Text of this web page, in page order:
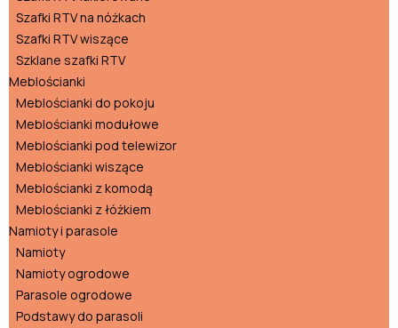
Szafki RTV na nóżkach
Szafki RTV wiszące
Szklane szafki RTV
Meblościanki
Meblościanki do pokoju
Meblościanki modułowe
Meblościanki pod telewizor
Meblościanki wiszące
Meblościanki z komodą
Meblościanki z łóżkiem
Namioty i parasole
Namioty
Namioty ogrodowe
Parasole ogrodowe
Podstawy do parasoli